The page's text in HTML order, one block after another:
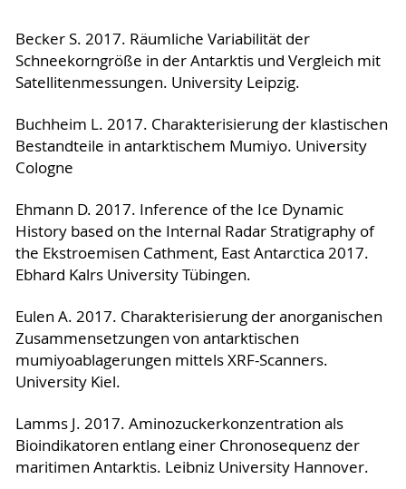
Becker S. 2017. Räumliche Variabilität der
Schneekorngröße in der Antarktis und Vergleich mit
Satellitenmessungen. University Leipzig.
Buchheim L. 2017. Charakterisierung der klastischen
Bestandteile in antarktischem Mumiyo. University
Cologne
Ehmann D. 2017. Inference of the Ice Dynamic
History based on the Internal Radar Stratigraphy of
the Ekstroemisen Cathment, East Antarctica 2017.
Ebhard Kalrs University Tübingen.
Eulen A. 2017. Charakterisierung der anorganischen
Zusammensetzungen von antarktischen
mumiyoablagerungen mittels XRF-Scanners.
University Kiel.
Lamms J. 2017. Aminozuckerkonzentration als
Bioindikatoren entlang einer Chronosequenz der
maritimen Antarktis. Leibniz University Hannover.